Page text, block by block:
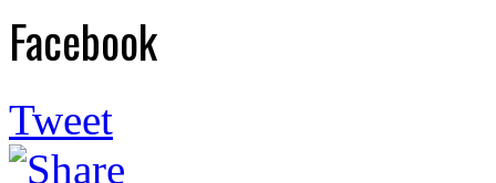
Facebook
Tweet